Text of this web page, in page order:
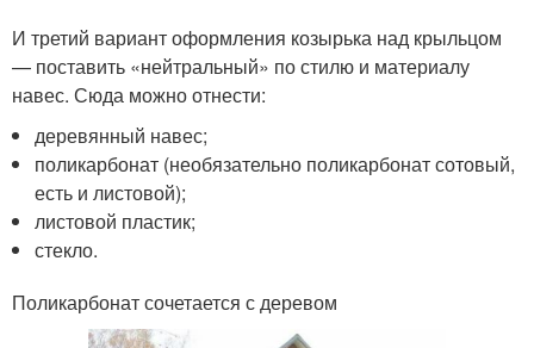
И третий вариант оформления козырька над крыльцом
— поставить «нейтральный» по стилю и материалу
навес. Сюда можно отнести:
деревянный навес;
поликарбонат (необязательно поликарбонат сотовый,
есть и листовой);
листовой пластик;
стекло.
Поликарбонат сочетается с деревом